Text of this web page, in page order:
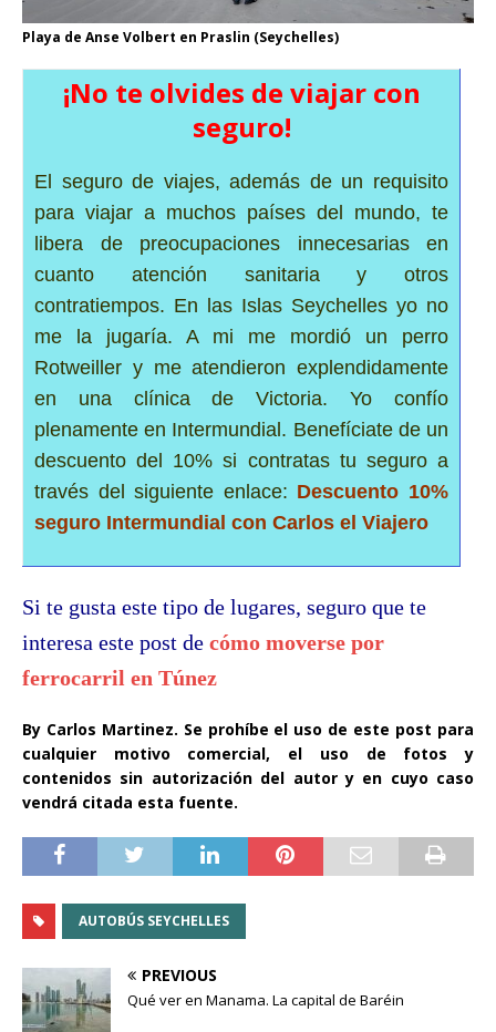
Playa de Anse Volbert en Praslin (Seychelles)
¡No te olvides de viajar con
seguro!
El seguro de viajes, además de un requisito
para viajar a muchos países del mundo, te
libera de preocupaciones innecesarias en
cuanto atención sanitaria y otros
contratiempos. En las Islas Seychelles yo no
me la jugaría. A mi me mordió un perro
Rotweiller y me atendieron explendidamente
en una clínica de Victoria. Yo confío
plenamente en Intermundial. Benefíciate de un
descuento del 10% si contratas tu seguro a
través del siguiente enlace: Descuento 10%
seguro Intermundial con Carlos el Viajero
Si te gusta este tipo de lugares, seguro que te
interesa este post de cómo moverse por
ferrocarril en Túnez
By Carlos Martinez. Se prohíbe el uso de este post para
cualquier motivo comercial, el uso de fotos y
contenidos sin autorización del autor y en cuyo caso
vendrá citada esta fuente.
AUTOBÚS SEYCHELLES
PREVIOUS
Qué ver en Manama. La capital de Baréin